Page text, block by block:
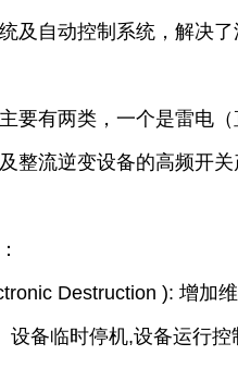
及自动控制系统，解决
要有两类，一个是雷电
整流逆变设备的高频开
Destruction ): 增加
备临时停机,设备运行控